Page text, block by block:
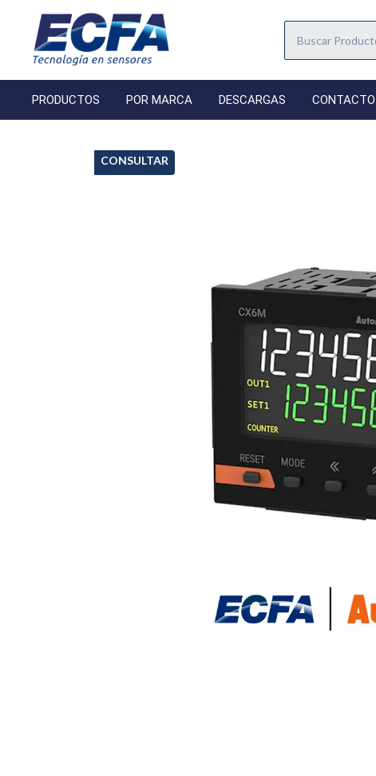
PRODUCTOS POR MARCA DESCARGAS CONTACTO